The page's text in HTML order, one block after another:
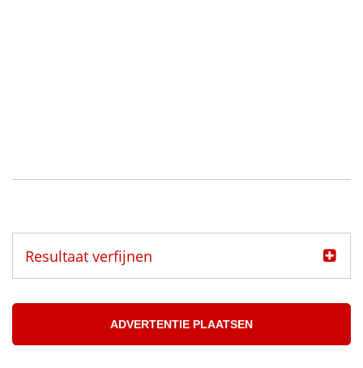
Resultaat verfijnen
Muzikanten aangeboden
Muzikanten gezocht
ADVERTENTIE PLAATSEN